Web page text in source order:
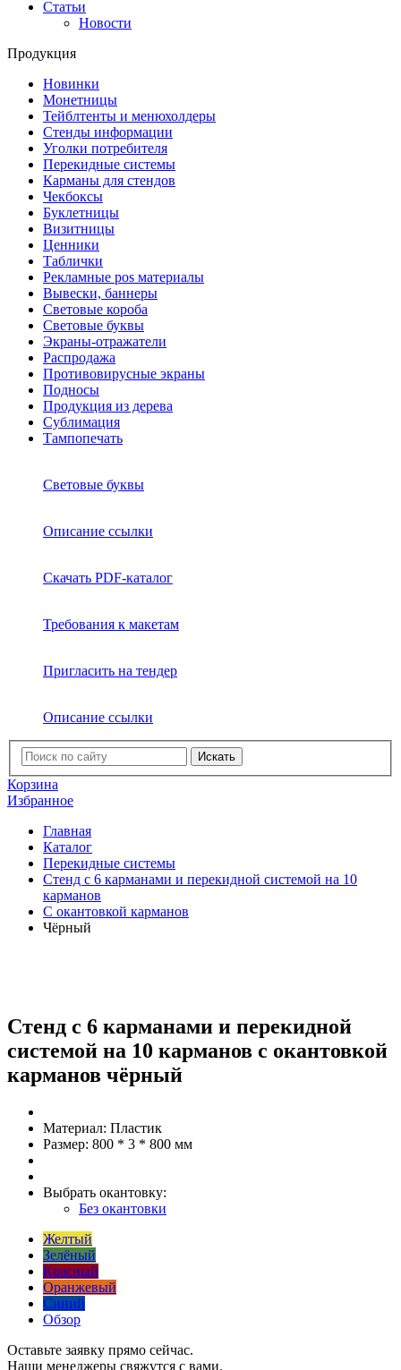
Статьи
Новости
Продукция
Новинки
Монетницы
Тейблтенты и менюхолдеры
Стенды информации
Уголки потребителя
Перекидные системы
Карманы для стендов
Чекбоксы
Буклетницы
Визитницы
Ценники
Таблички
Рекламные pos материалы
Вывески, баннеры
Световые короба
Световые буквы
Экраны-отражатели
Распродажа
Противовирусные экраны
Подносы
Продукция из дерева
Сублимация
Тампопечать
Световые буквы
Описание ссылки
Скачать PDF-каталог
Требования к макетам
Пригласить на тендер
Описание ссылки
Искать
Корзина
Избранное
Главная
Каталог
Перекидные системы
Стенд с 6 карманами и перекидной системой на 10
карманов
С окантовкой карманов
Чёрный
Стенд с 6 карманами и перекидной
системой на 10 карманов с окантовкой
карманов чёрный
Материал: Пластик
Размер: 800 * 3 * 800 мм
Выбрать окантовку:
Без окантовки
Желтый
Зелёный
Красный
Оранжевый
Синий
Обзор
Оставьте заявку прямо сейчас.
Наши менеджеры свяжутся с вами.